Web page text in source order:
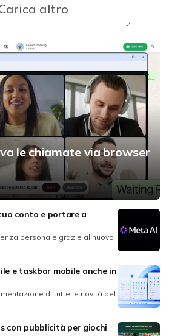
altro
le chiamate via browser
conto e portare a
personale grazie al nuovo
e taskbar mobile anche in
di tutte le novità del
con pubblicità per giochi